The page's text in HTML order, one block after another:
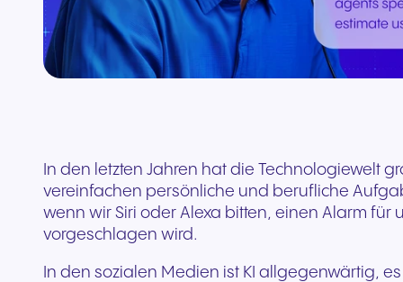
Teams & CRMs verbinden
In den letzten Jahren hat die Technologiewelt
vereinfachen persönliche und berufliche
wenn wir Siri oder Alexa bitten, einen Alarm
vorgeschlagen wird.
In den sozialen Medien ist KI allgegenwärtig,